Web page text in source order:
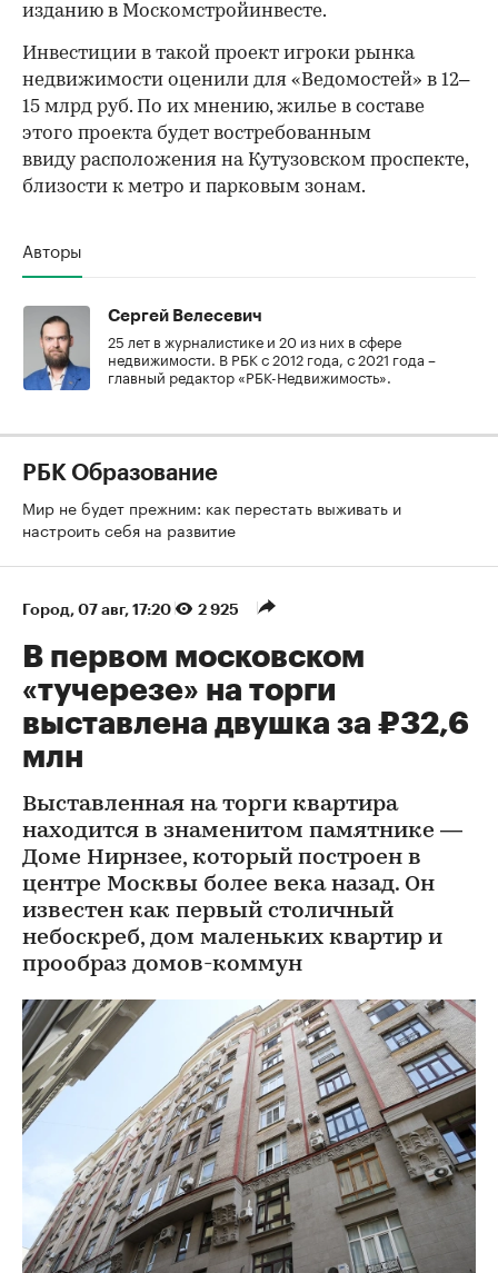
изданию в Москомстройинвесте.
Инвестиции в такой проект игроки рынка
недвижимости оценили для «Ведомостей» в 12–
15 млрд руб. По их мнению, жилье в составе
этого проекта будет востребованным
ввиду расположения на Кутузовском проспекте,
близости к метро и парковым зонам.
Авторы
Сергей Велесевич
25 лет в журналистике и 20 из них в сфере
недвижимости. В РБК с 2012 года, с 2021 года –
главный редактор «РБК-Недвижимость».
РБК Образование
Мир не будет прежним: как перестать выживать и
настроить себя на развитие
Город 07 авг, 17:20 2 925
В первом московском
«тучерезе» на торги
выставлена двушка за ₽32,6
млн
Выставленная на торги квартира
находится в знаменитом памятнике —
Доме Нирнзее, который построен в
центре Москвы более века назад. Он
известен как первый столичный
небоскреб, дом маленьких квартир и
прообраз домов-коммун